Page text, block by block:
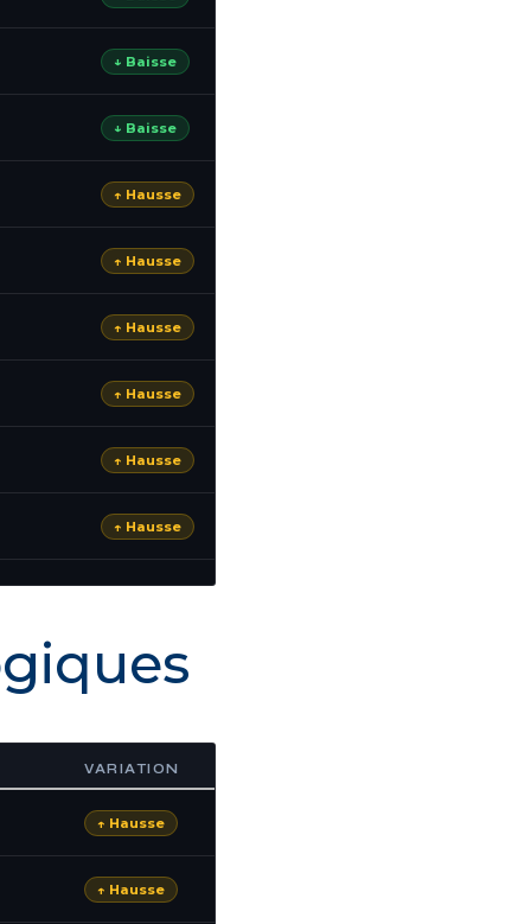
↓ Baisse
↓ Baisse
↑ Hausse
↑ Hausse
↑ Hausse
↑ Hausse
↑ Hausse
↑ Hausse
VARIATION
↑ Hausse
↑ Hausse